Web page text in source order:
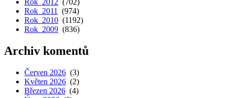
Rok 2012 (702)
Rok 2011
(974)
Rok 2010 (1192)
Rok 2009 (836)
Archiv komentů
Červen 2026 (3)
Květen 2026 (2)
Březen 2026 (4)